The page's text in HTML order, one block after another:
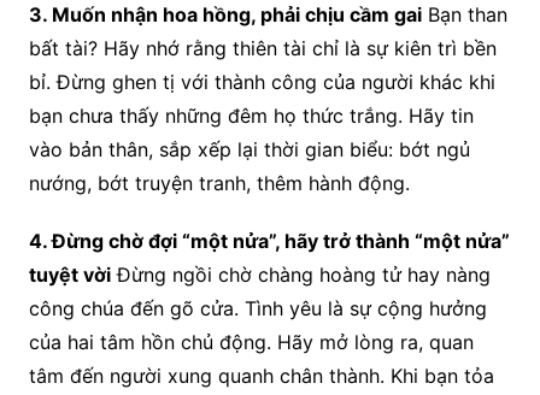
3. Muốn nhận hoa hồng, phải chịu cầm gaiBạn than
bất tài? Hãy nhớ rằng thiên tài chỉ là sự kiên trì bền
bỉ. Đừng ghen tị với thành công của người khác khi
bạn chưa thấy những đêm họ thức trắng. Hãy tin
vào bản thân, sắp xếp lại thời gian biểu: bớt ngủ
nướng, bớt truyện tranh, thêm hành động.
4. Đừng chờ đợi “một nửa”, hãy trở thành “một nửa”
tuyệt vờiĐừng ngồi chờ chàng hoàng tử hay nàng
công chúa đến gõ cửa. Tình yêu là sự cộng hưởng
của hai tâm hồn chủ động. Hãy mở lòng ra, quan
tâm đến người xung quanh chân thành. Khi bạn tỏa